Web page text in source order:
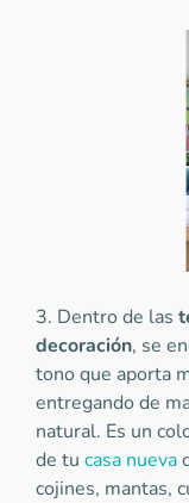
3. Dentro de las
decoración, se
tono que aporta
entregando de
natural. Es un
de tu casa nueva
cojines, mantas,